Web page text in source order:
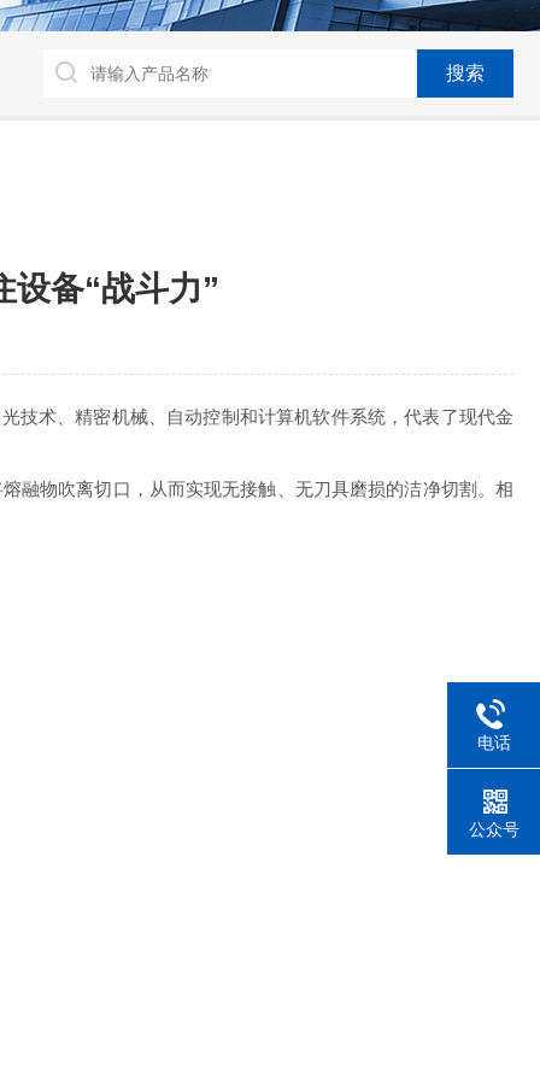
设备“战斗力”
技术、精密机械、自动控制和计算机软件系统，代表了现代金
物吹离切口，从而实现无接触、无刀具磨损的洁净切割。相
电话
公众号